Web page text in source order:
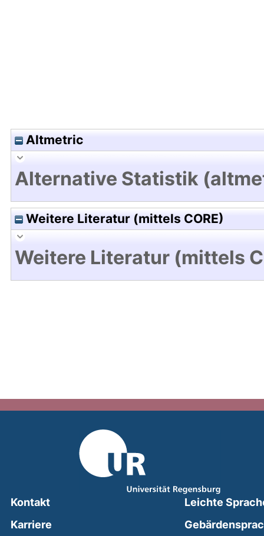
Altmetric
Alternative Statistik
Weitere Literatur (mittels CORE)
Weitere Literatur (mittels
Kontakt
Karriere
Leichte